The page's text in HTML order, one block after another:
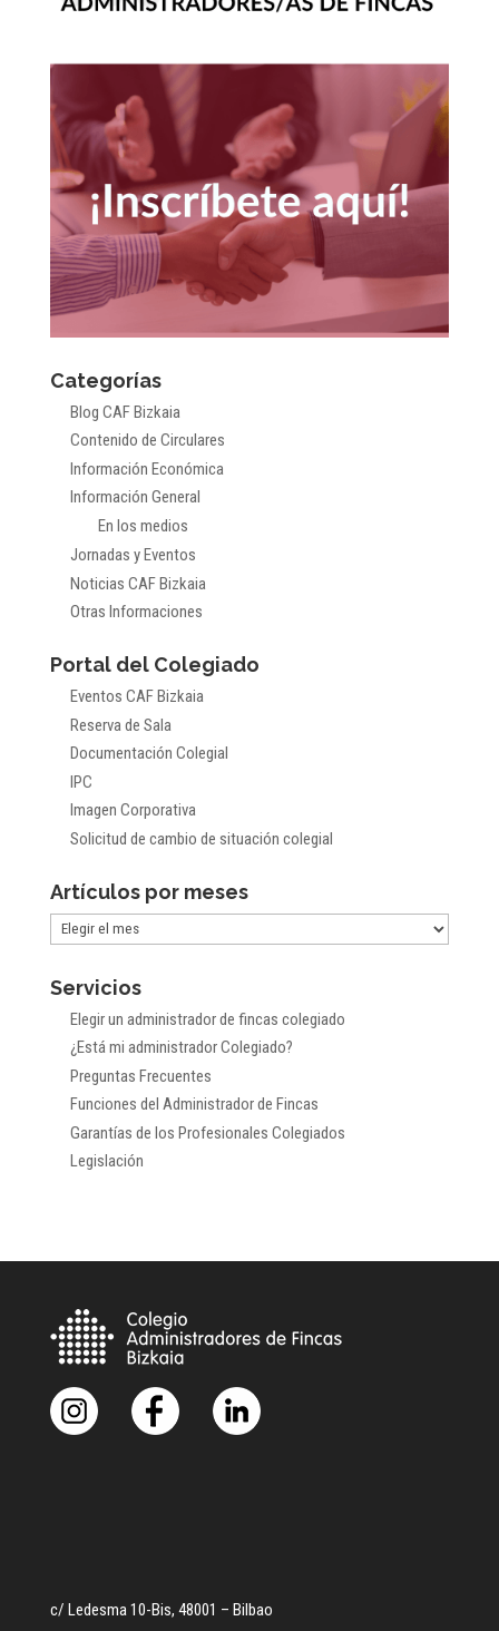
Categorías
Blog CAF Bizkaia
Contenido de Circulares
Información Económica
Información General
En los medios
Jornadas y Eventos
Noticias CAF Bizkaia
Otras Informaciones
Portal del Colegiado
Eventos CAF Bizkaia
Reserva de Sala
Documentación Colegial
IPC
Imagen Corporativa
Solicitud de cambio de situación colegial
Artículos por meses
Artículos
meses
Servicios
Elegir un administrador de fincas colegiado
¿Está mi administrador Colegiado?
Preguntas Frecuentes
Funciones del Administrador de Fincas
Garantías de los Profesionales Colegiados
Legislación
c/ Ledesma 10-Bis, 48001 – Bilbao